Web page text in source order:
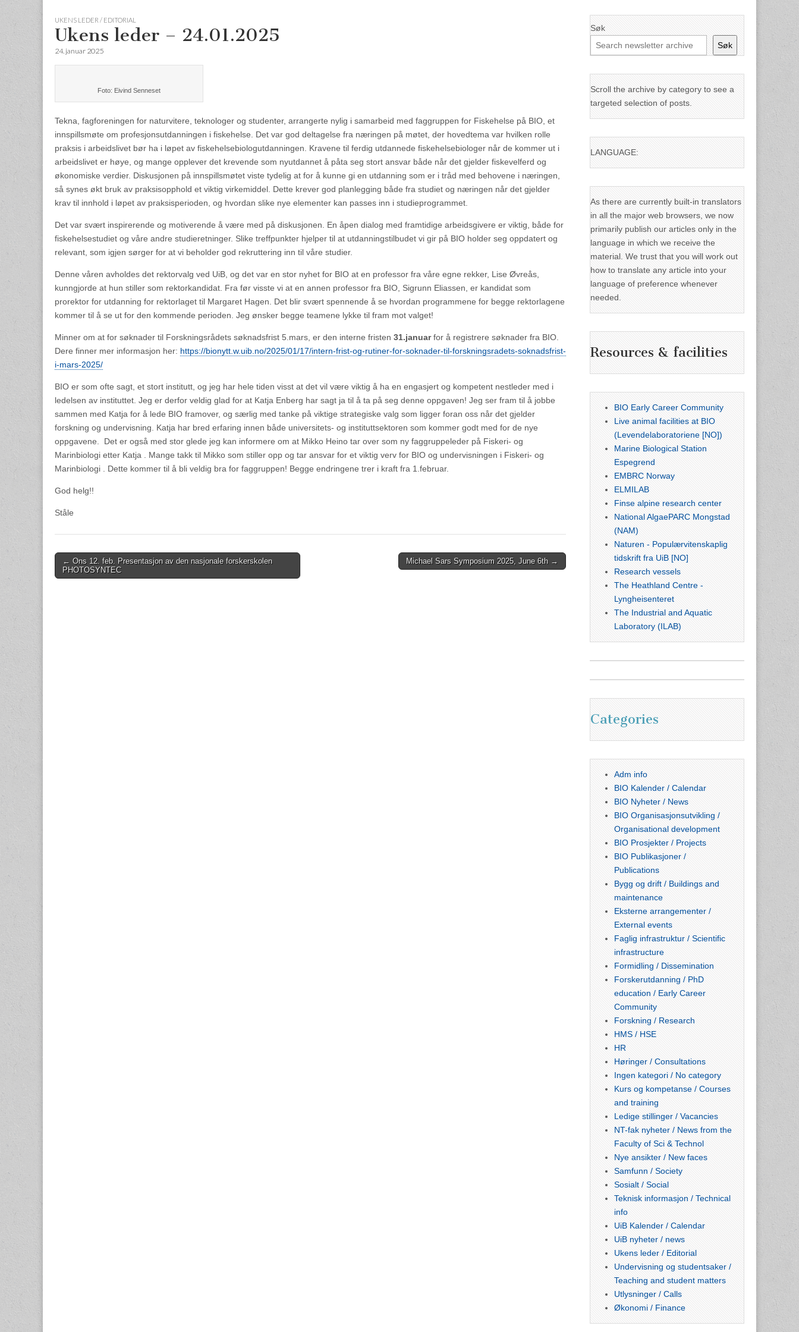
UKENS LEDER / EDITORIAL
Ukens leder – 24.01.2025
24. januar 2025
Foto: Eivind Senneset
Tekna, fagforeningen for naturvitere, teknologer og studenter, arrangerte nylig i samarbeid med faggruppen for Fiskehelse på BIO, et
innspillsmøte om profesjonsutdanningen i fiskehelse. Det var god deltagelse fra næringen på møtet, der hovedtema var hvilken rolle
praksis i arbeidslivet bør ha i løpet av fiskehelsebiologutdanningen. Kravene til ferdig utdannede fiskehelsebiologer når de kommer ut i
arbeidslivet er høye, og mange opplever det krevende som nyutdannet å påta seg stort ansvar både når det gjelder fiskevelferd og
økonomiske verdier. Diskusjonen på innspillsmøtet viste tydelig at for å kunne gi en utdanning som er i tråd med behovene i næringen,
så synes økt bruk av praksisopphold et viktig virkemiddel. Dette krever god planlegging både fra studiet og næringen når det gjelder
krav til innhold i løpet av praksisperioden, og hvordan slike nye elementer kan passes inn i studieprogrammet.
Det var svært inspirerende og motiverende å være med på diskusjonen. En åpen dialog med framtidige arbeidsgivere er viktig, både for
fiskehelsestudiet og våre andre studieretninger. Slike treffpunkter hjelper til at utdanningstilbudet vi gir på BIO holder seg oppdatert og
relevant, som igjen sørger for at vi beholder god rekruttering inn til våre studier.
Denne våren avholdes det rektorvalg ved UiB, og det var en stor nyhet for BIO at en professor fra våre egne rekker, Lise Øvreås,
kunngjorde at hun stiller som rektorkandidat. Fra før visste vi at en annen professor fra BIO, Sigrunn Eliassen, er kandidat som
prorektor for utdanning for rektorlaget til Margaret Hagen. Det blir svært spennende å se hvordan programmene for begge rektorlagene
kommer til å se ut for den kommende perioden. Jeg ønsker begge teamene lykke til fram mot valget!
Minner om at for søknader til Forskningsrådets søknadsfrist 5.mars, er den interne fristen 31.januarfor å registrere søknader fra BIO.
Dere finner mer informasjon her: https://bionytt.w.uib.no/2025/01/17/intern-frist-og-rutiner-for-soknader-til-forskningsradets-soknadsfrist-
i-mars-2025/
BIO er som ofte sagt, et stort institutt, og jeg har hele tiden visst at det vil være viktig å ha en engasjert og kompetent nestleder med i
ledelsen av instituttet. Jeg er derfor veldig glad for at Katja Enberg har sagt ja til å ta på seg denne oppgaven! Jeg ser fram til å jobbe
sammen med Katja for å lede BIO framover, og særlig med tanke på viktige strategiske valg som ligger foran oss når det gjelder
forskning og undervisning. Katja har bred erfaring innen både universitets- og instituttsektoren som kommer godt med for de nye
oppgavene. Det er også med stor glede jeg kan informere om at Mikko Heino tar over som ny faggruppeleder på Fiskeri- og
Marinbiologi etter Katja . Mange takk til Mikko som stiller opp og tar ansvar for et viktig verv for BIO og undervisningen i Fiskeri- og
Marinbiologi . Dette kommer til å bli veldig bra for faggruppen! Begge endringene trer i kraft fra 1.februar.
God helg!!
Ståle
Post
navigation
← Ons 12. feb. Presentasjon av den nasjonale forskerskolen
PHOTOSYNTEC
Michael Sars Symposium 2025, June 6th →
Søk
Søk
Scroll the archive by category to see a
targeted selection of posts.
LANGUAGE:
As there are currently built-in translators
in all the major web browsers, we now
primarily publish our articles only in the
language in which we receive the
material. We trust that you will work out
how to translate any article into your
language of preference whenever
needed.
Resources & facilities
BIO Early Career Community
Live animal facilities at BIO
(Levendelaboratoriene [NO])
Marine Biological Station
Espegrend
EMBRC Norway
ELMILAB
Finse alpine research center
National AlgaePARC Mongstad
(NAM)
Naturen - Populærvitenskaplig
tidskrift fra UiB [NO]
Research vessels
The Heathland Centre -
Lyngheisenteret
The Industrial and Aquatic
Laboratory (ILAB)
Categories
Adm info
BIO Kalender / Calendar
BIO Nyheter / News
BIO Organisasjonsutvikling /
Organisational development
BIO Prosjekter / Projects
BIO Publikasjoner /
Publications
Bygg og drift / Buildings and
maintenance
Eksterne arrangementer /
External events
Faglig infrastruktur / Scientific
infrastructure
Formidling / Dissemination
Forskerutdanning / PhD
education / Early Career
Community
Forskning / Research
HMS / HSE
HR
Høringer / Consultations
Ingen kategori / No category
Kurs og kompetanse / Courses
and training
Ledige stillinger / Vacancies
NT-fak nyheter / News from the
Faculty of Sci & Technol
Nye ansikter / New faces
Samfunn / Society
Sosialt / Social
Teknisk informasjon / Technical
info
UiB Kalender / Calendar
UiB nyheter / news
Ukens leder / Editorial
Undervisning og studentsaker /
Teaching and student matters
Utlysninger / Calls
Økonomi / Finance